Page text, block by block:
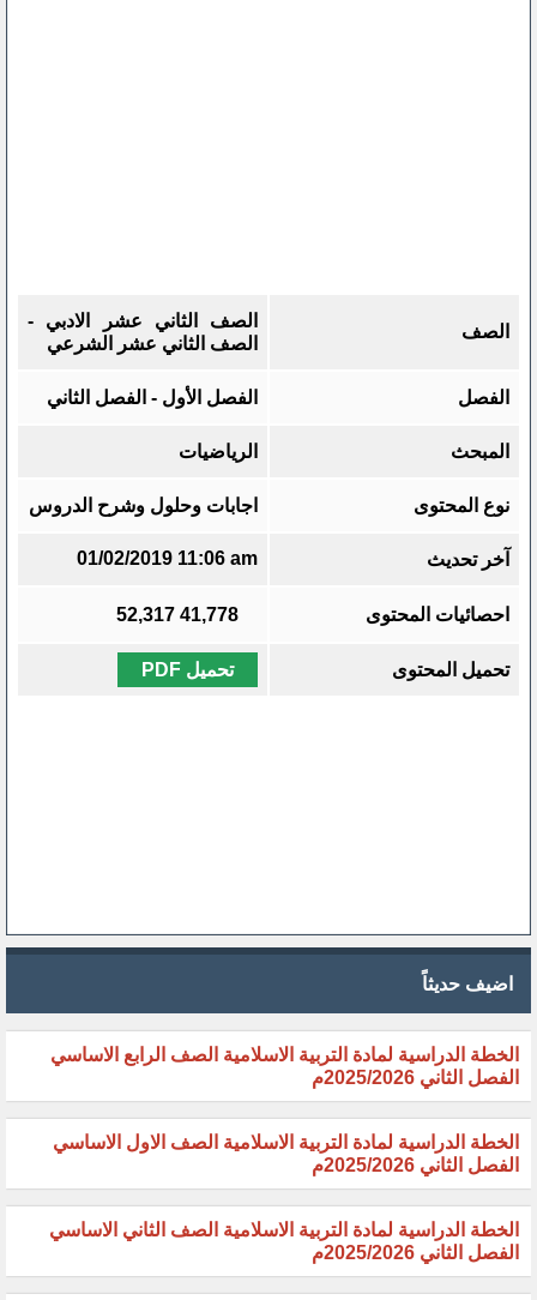
الصف
الصف الثاني عشر الادبي -
الصف الثاني عشر الشرعي
الفصل الفصل الأول - الفصل الثاني
المبحث الرياضيات
نوع المحتوى اجابات وحلول وشرح الدروس
آخر تحديث 01/02/2019 11:06 am
احصائيات المحتوى 41,778
52,317
تحميل المحتوى تحميل PDF
اضيف حديثاً
الخطة الدراسية لمادة التربية الاسلامية الصف الرابع الاساسي
الفصل الثاني 2025/2026م
الخطة الدراسية لمادة التربية الاسلامية الصف الاول الاساسي
الفصل الثاني 2025/2026م
الخطة الدراسية لمادة التربية الاسلامية الصف الثاني الاساسي
الفصل الثاني 2025/2026م